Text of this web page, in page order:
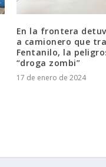
En la frontera
a camionero que
Fentanilo, la
“droga zombi”
17 de enero de 2024